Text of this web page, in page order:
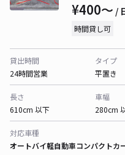
¥400〜 /
時間貸し可
貸出時間
24時間営業
タイプ
平置き
長さ
610cm 以下
車幅
280cm
対応車種
オートバイ軽自動車コンパクトカ